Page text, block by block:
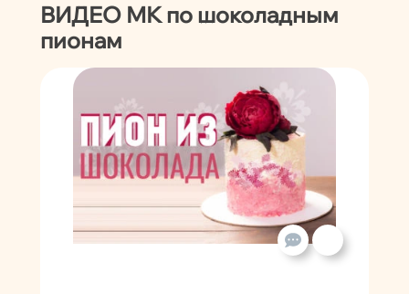
ВИДЕО МК по шоколадным
пионам